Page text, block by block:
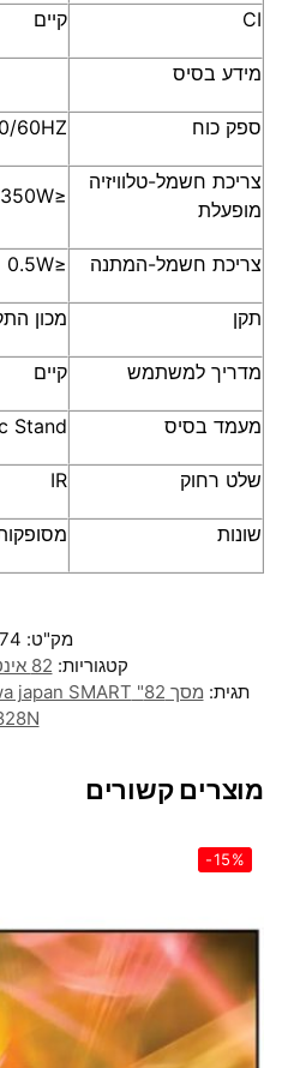
CI קיים
מידע בסיס
ספק כוח 60HZ
צריכת חשמל-טלוויזיה
מופעלת
≤350W
צריכת חשמל-המתנה ≤0.5W
תקן מכון
מדריך למשתמש קיים
מעמד בסיס Stand
שלט רחוק IR
שונות
מק"ט:
קטגוריות: 82 אינטש
תגית:
מוצרים קשורים
-15%